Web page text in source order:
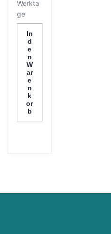
Werkta
ge
In
d
e
n
W
ar
e
n
k
or
b